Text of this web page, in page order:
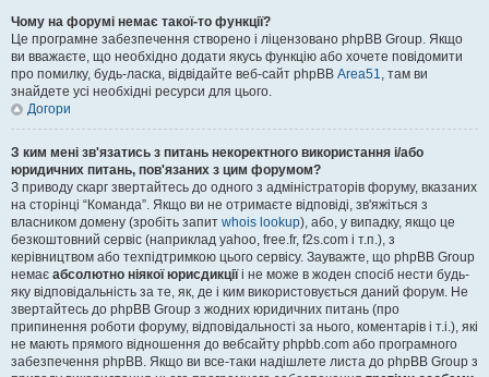
Чому на форумі немає такої-то функції?
Це програмне забезпечення створено і ліцензовано phpBB Group. Якщо
ви вважаєте, що необхідно додати якусь функцію або хочете повідомити
про помилку, будь-ласка, відвідайте веб-сайт phpBB Area51, там ви
знайдете усі необхідні ресурси для цього.
Догори
З ким мені зв'язатись з питань некоректного використання і/або
юридичних питань, пов'язаних з цим форумом?
З приводу скарг звертайтесь до одного з адміністраторів форуму, вказаних
на сторінці “Команда”. Якщо ви не отримаєте відповіді, зв'яжіться з
власником домену (зробіть запит whois lookup), або, у випадку, якщо це
безкоштовний сервіс (наприклад yahoo, free.fr, f2s.com і т.п.), з
керівництвом або техпідтримкою цього сервісу. Зауважте, що phpBB Group
немає абсолютно ніякої юрисдикціїі не може в жоден спосіб нести будь-
яку відповідальність за те, як, де і ким використовується даний форум. Не
звертайтесь до phpBB Group з жодних юридичних питань (про
припинення роботи форуму, відповідальності за нього, коментарів і т.і.), які
не мають прямого відношення до вебсайту phpbb.com або програмного
забезпечення phpBB. Якщо ви все-таки надішлете листа до phpBB Group з